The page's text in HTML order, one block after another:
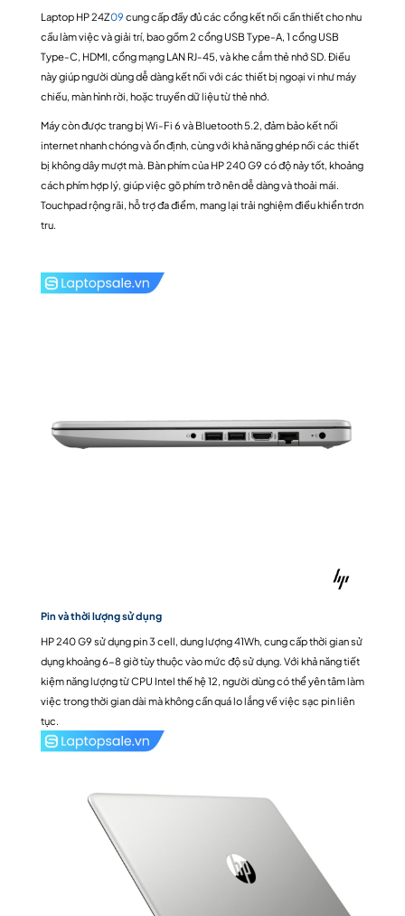
Laptop HP 24Z09 cung cấp đầy đủ các cổng kết nối cần thiết cho nhu
cầu làm việc và giải trí, bao gồm 2 cổng USB Type-A, 1 cổng USB
Type-C, HDMI, cổng mạng LAN RJ-45, và khe cắm thẻ nhớ SD. Điều
này giúp người dùng dễ dàng kết nối với các thiết bị ngoại vi như máy
chiếu, màn hình rời, hoặc truyền dữ liệu từ thẻ nhớ.
Máy còn được trang bị Wi-Fi 6 và Bluetooth 5.2, đảm bảo kết nối
internet nhanh chóng và ổn định, cùng với khả năng ghép nối các thiết
bị không dây mượt mà. Bàn phím của HP 240 G9 có độ nảy tốt, khoảng
cách phím hợp lý, giúp việc gõ phím trở nên dễ dàng và thoải mái.
Touchpad rộng rãi, hỗ trợ đa điểm, mang lại trải nghiệm điều khiển trơn
tru.
Pin và thời lượng sử dụng
HP 240 G9 sử dụng pin 3 cell, dung lượng 41Wh, cung cấp thời gian sử
dụng khoảng 6-8 giờ tùy thuộc vào mức độ sử dụng. Với khả năng tiết
kiệm năng lượng từ CPU Intel thế hệ 12, người dùng có thể yên tâm làm
việc trong thời gian dài mà không cần quá lo lắng về việc sạc pin liên
tục.